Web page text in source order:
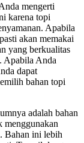
mengerti
karena topi
Apabila
akan memakai
yang berkualitas
Apabila Anda
dapat
bahan topi
adalah bahan
Bahan ini lebih